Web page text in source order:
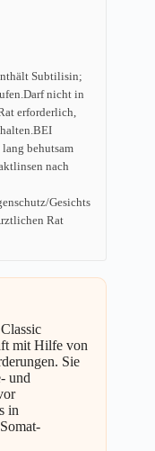
Subtilisin;
nicht in
erforderlich,
behutsam
nach
Gesichts
Rat
mit Hilfe von
Sie
und
in